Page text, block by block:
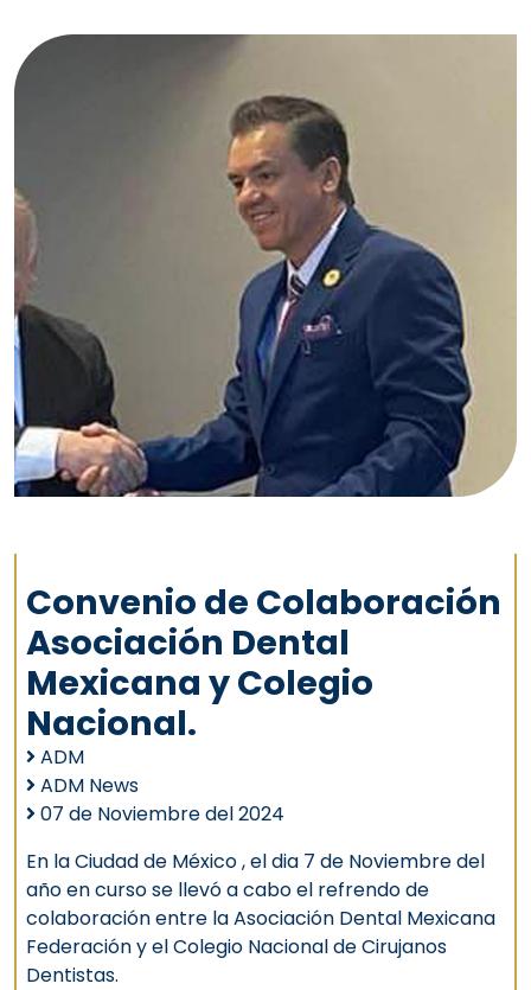
Convenio de Colaboración
Asociación Dental
Mexicana y Colegio
Nacional.
ADM
ADM News
07 de Noviembre del 2024
En la Ciudad de México , el dia 7 de Noviembre del
año en curso se llevó a cabo el refrendo de
colaboración entre la Asociación Dental Mexicana
Federación y el Colegio Nacional de Cirujanos
Dentistas.